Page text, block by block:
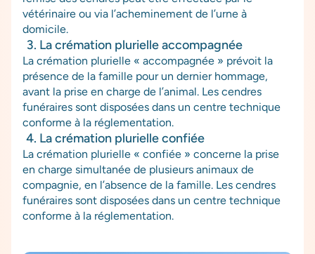
vétérinaire ou via l’acheminement de l’urne à
domicile.
La crémation plurielle accompagnée
La crémation plurielle « accompagnée » prévoit la
présence de la famille pour un dernier hommage,
avant la prise en charge de l’animal. Les cendres
funéraires sont disposées dans un centre technique
conforme à la réglementation.
La crémation plurielle confiée
La crémation plurielle « confiée » concerne la prise
en charge simultanée de plusieurs animaux de
compagnie, en l’absence de la famille. Les cendres
funéraires sont disposées dans un centre technique
conforme à la réglementation.